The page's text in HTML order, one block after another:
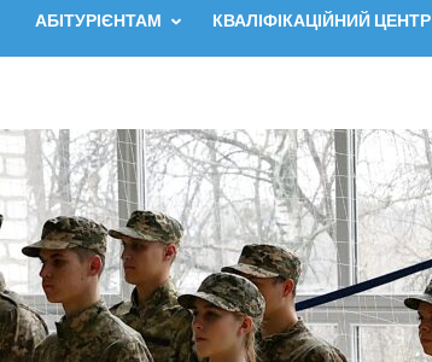
АБІТУРІЄНТАМ КВАЛІФІКАЦІЙНИЙ ЦЕНТР